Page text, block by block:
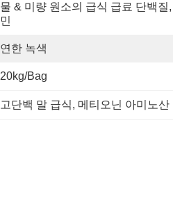
물 & 미량 원소의 급식 급료 단백질
민
연한 녹색
20kg/bag
고단백 말 급식, 메티오닌 아미노산